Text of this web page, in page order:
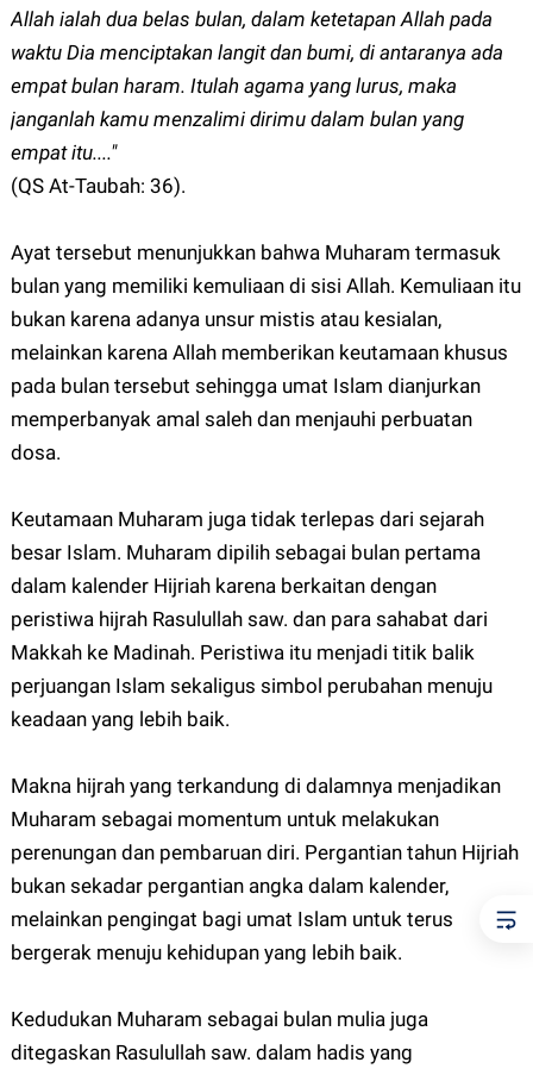
Allah ialah dua belas bulan, dalam ketetapan Allah pada
waktu Dia menciptakan langit dan bumi, di antaranya ada
empat bulan haram. Itulah agama yang lurus, maka
janganlah kamu menzalimi dirimu dalam bulan yang
empat itu...."
(QS At-Taubah: 36).
Ayat tersebut menunjukkan bahwa Muharam termasuk
bulan yang memiliki kemuliaan di sisi Allah. Kemuliaan itu
bukan karena adanya unsur mistis atau kesialan,
melainkan karena Allah memberikan keutamaan khusus
pada bulan tersebut sehingga umat Islam dianjurkan
memperbanyak amal saleh dan menjauhi perbuatan
dosa.
Keutamaan Muharam juga tidak terlepas dari sejarah
besar Islam. Muharam dipilih sebagai bulan pertama
dalam kalender Hijriah karena berkaitan dengan
peristiwa hijrah Rasulullah saw. dan para sahabat dari
Makkah ke Madinah. Peristiwa itu menjadi titik balik
perjuangan Islam sekaligus simbol perubahan menuju
keadaan yang lebih baik.
Makna hijrah yang terkandung di dalamnya menjadikan
Muharam sebagai momentum untuk melakukan
perenungan dan pembaruan diri. Pergantian tahun Hijriah
bukan sekadar pergantian angka dalam kalender,
melainkan pengingat bagi umat Islam untuk terus
bergerak menuju kehidupan yang lebih baik.
Kedudukan Muharam sebagai bulan mulia juga
ditegaskan Rasulullah saw. dalam hadis yang